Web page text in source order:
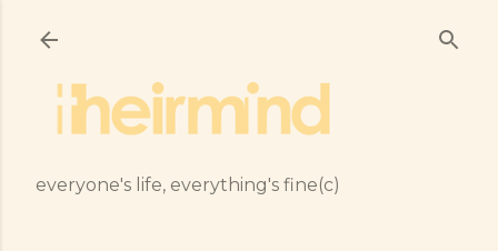
everyone's life, everything's fine(c)